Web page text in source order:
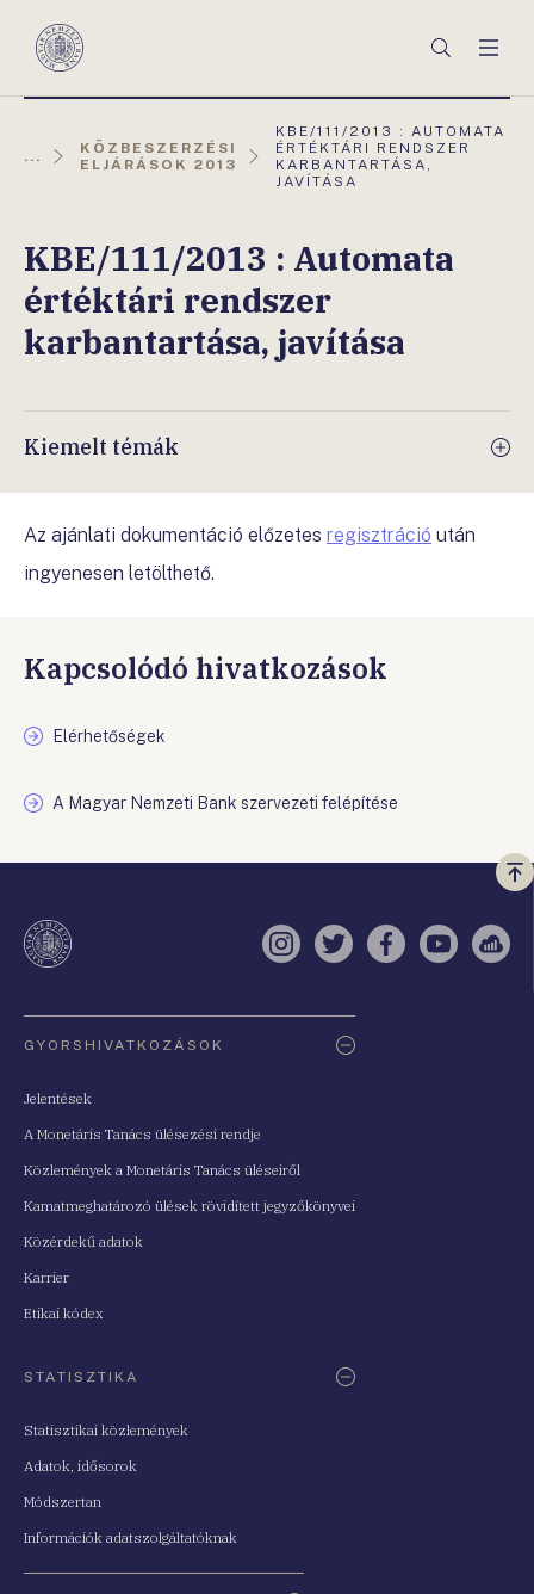
Magyar
Keresés
...
KÖZBESZERZÉSI
ELJÁRÁSOK 2013
AKTUÁLIS
OLDAL:
KBE/111/2013 : AUTOMATA
ÉRTÉKTÁRI RENDSZER
KARBANTARTÁSA,
JAVÍTÁSA
KBE/111/2013 : Automata
értéktári rendszer
karbantartása, javítása
Kiemelt témák
Az ajánlati dokumentáció előzetes regisztráció után
ingyenesen letölthető.
Kapcsolódó hivatkozások
Elérhetőségek
A Magyar Nemzeti Bank szervezeti felépítése
a
Instagram
TwitterFacebook
YouTube
GYORSHIVATKOZÁSOK
Jelentések
A Monetáris Tanács ülésezési rendje
Közlemények a Monetáris Tanács üléseiről
Kamatmeghatározó ülések rövidített jegyzőkönyvei
Közérdekű adatok
Karrier
Etikai kódex
STATISZTIKA
Statisztikai közlemények
Adatok, idősorok
Módszertan
Információk adatszolgáltatóknak